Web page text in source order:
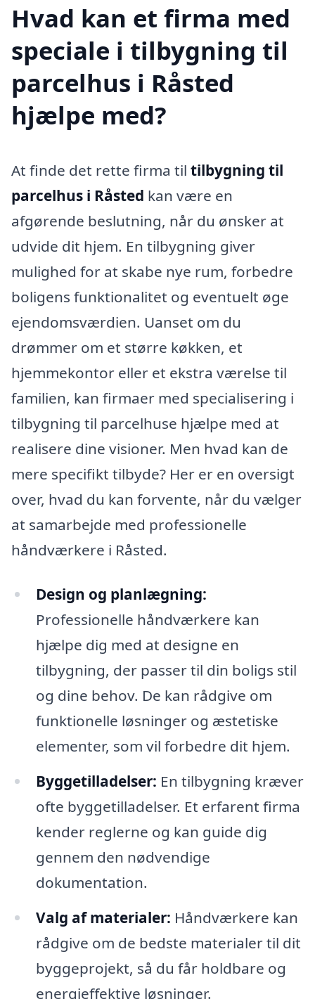
Hvad kan et firma med
speciale i tilbygning til
parcelhus i Råsted
hjælpe med?
At finde det rette firma til tilbygning til
parcelhus i Råsted kan være en
afgørende beslutning, når du ønsker at
udvide dit hjem. En tilbygning giver
mulighed for at skabe nye rum, forbedre
boligens funktionalitet og eventuelt øge
ejendomsværdien. Uanset om du
drømmer om et større køkken, et
hjemmekontor eller et ekstra værelse til
familien, kan firmaer med specialisering i
tilbygning til parcelhuse hjælpe med at
realisere dine visioner. Men hvad kan de
mere specifikt tilbyde? Her er en oversigt
over, hvad du kan forvente, når du vælger
at samarbejde med professionelle
håndværkere i Råsted.
Design og planlægning:
Professionelle håndværkere kan
hjælpe dig med at designe en
tilbygning, der passer til din boligs stil
og dine behov. De kan rådgive om
funktionelle løsninger og æstetiske
elementer, som vil forbedre dit hjem.
Byggetilladelser: En tilbygning kræver
ofte byggetilladelser. Et erfarent firma
kender reglerne og kan guide dig
gennem den nødvendige
dokumentation.
Valg af materialer: Håndværkere kan
rådgive om de bedste materialer til dit
byggeprojekt, så du får holdbare og
energieffektive løsninger.